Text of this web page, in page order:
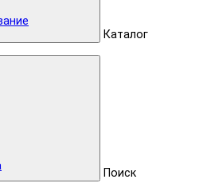
Каталог
Поиск